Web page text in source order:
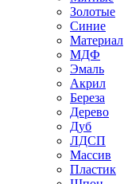
Золотые
Синие
Материал
МДФ
Эмаль
Акрил
Береза
Дерево
Дуб
ЛДСП
Массив
Пластик